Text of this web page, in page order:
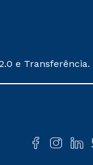
e Transferência.